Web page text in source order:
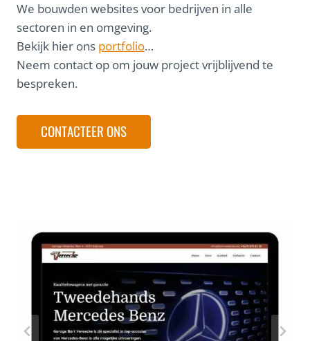
We bouwden websites voor bedrijven in alle
sectoren in en omgeving.
Bekijk hier ons portfolio…
Neem contact op om jouw project vrijblijvend te
bespreken.
CONTACTEER ONS